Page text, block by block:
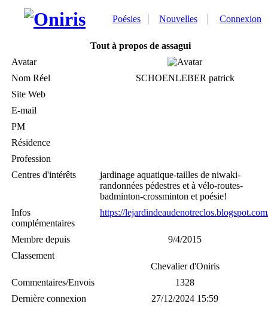
Poésies Nouvelles Connexion
Tout à propos de assagui
Avatar
Nom Réel
SCHOENLEBER patrick
Site Web
E-mail
PM
Résidence
Profession
Centres d'intérêts
jardinage aquatique-tailles de niwaki-
randonnées pédestres et à vélo-routes-
badminton-crossminton et poésie!
Infos
complémentaires
https://
Membre depuis
9/4/2015
Classement
Chevalier d'Oniris
Commentaires/Envois
1328
Dernière connexion
27/12/2024 15:59